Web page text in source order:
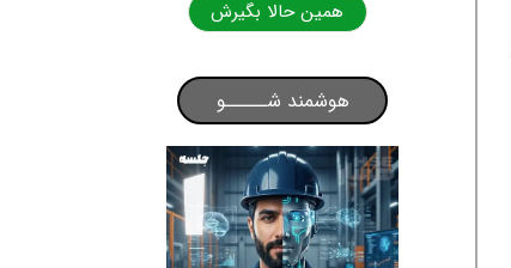
همین حالا بگیرش
هوشمند شـــــو